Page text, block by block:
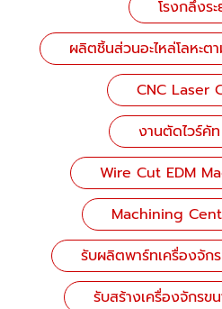
โรงกลึงร
ผลิตชิ้นส่วนอะไหล่โลหะ
CNC Laser
งานตัดไวร์คั
Wire Cut EDM
Machining
รับผลิตพาร์ทเครื่องจัก
รับสร้างเครื่องจักรข